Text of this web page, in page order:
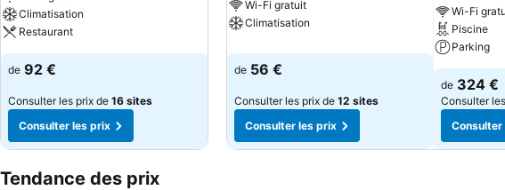
Climatisation
Restaurant
de 92 €
Consulter les prix de 16 sites
Consulter les prix
Wi-Fi gratuit
Climatisation
de 56 €
Consulter les prix de 12 sites
Consulter les prix
Wi-Fi
Piscine
Parking
de 324 €
Consulter
Tendance des prix